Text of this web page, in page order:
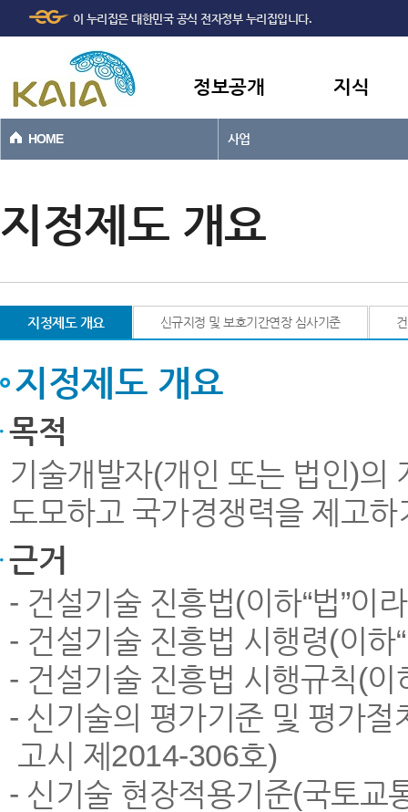
본문바로가기
이 누리집은 대한민국 공식 전자정부 누리집입니다.
정보공개 지식
HOME 사업
지정제도 개요
지정제도 개요 신규지정 및 보호기간연장 심사기준
지정제도 개요
목적
기술개발자(개인 또는 법인)의
도모하고 국가경쟁력을 제고하
근거
- 건설기술 진흥법(이하“법”이
- 건설기술 진흥법 시행령(이
- 건설기술 진흥법 시행규칙(
- 신기술의 평가기준 및 평가
고시 제2014-306호)
- 신기술 현장적용기준(국토교